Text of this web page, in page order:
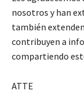
nosotros y han
también
contribuyen a
compartiendo
ATTE